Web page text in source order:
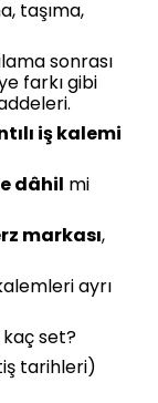
taşıma,
sonrası
farkı gibi
iş kalemi
dâhil mi
markası,
ayrı
set?
tarihleri)